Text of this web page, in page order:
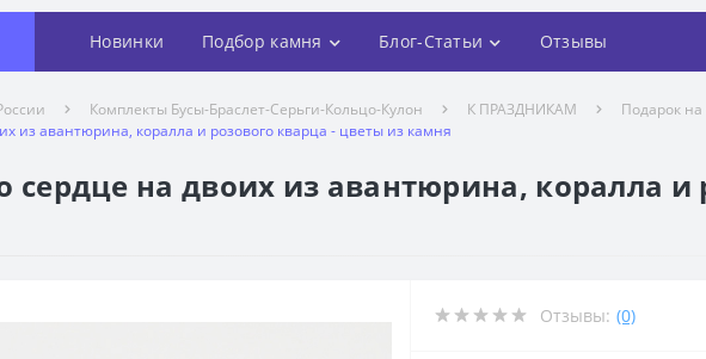
Новинки Подбор камня Блог-Статьи Отзывы
Комплекты Бусы-Браслет-Серьги-Кольцо-Кулон К ПРАЗДНИКАМ
Подарок на
из авантюрина, коралла и розового кварца - цветы из камня
сердце на двоих из авантюрина, коралла и
Отзывы: (0)